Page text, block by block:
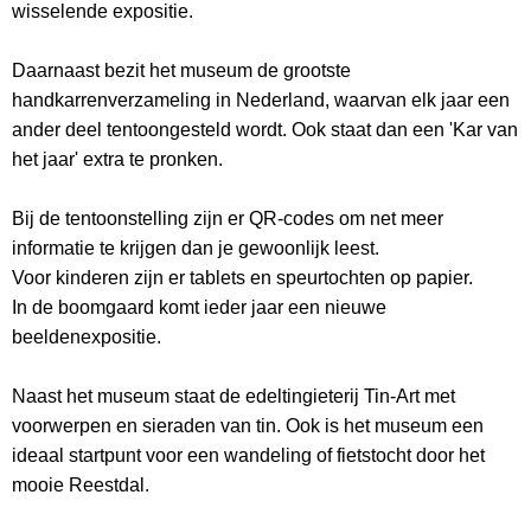
wisselende expositie.
Daarnaast bezit het museum de grootste
handkarrenverzameling in Nederland, waarvan elk jaar een
ander deel tentoongesteld wordt. Ook staat dan een 'Kar van
het jaar' extra te pronken.
Bij de tentoonstelling zijn er QR-codes om net meer
informatie te krijgen dan je gewoonlijk leest.
Voor kinderen zijn er tablets en speurtochten op papier.
In de boomgaard komt ieder jaar een nieuwe
beeldenexpositie.
Naast het museum staat de edeltingieterij Tin-Art met
voorwerpen en sieraden van tin. Ook is het museum een
ideaal startpunt voor een wandeling of fietstocht door het
mooie Reestdal.